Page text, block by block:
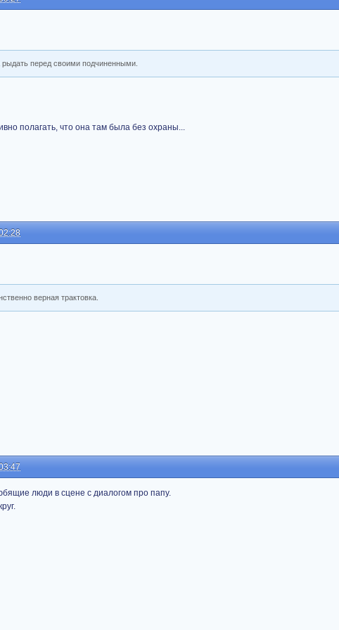
перед своими подчиненными.
полагать, что она там была без охраны...
верная трактовка.
люди в сцене с диалогом про папу.